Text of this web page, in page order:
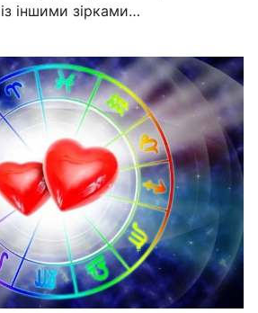
іншими зірками…